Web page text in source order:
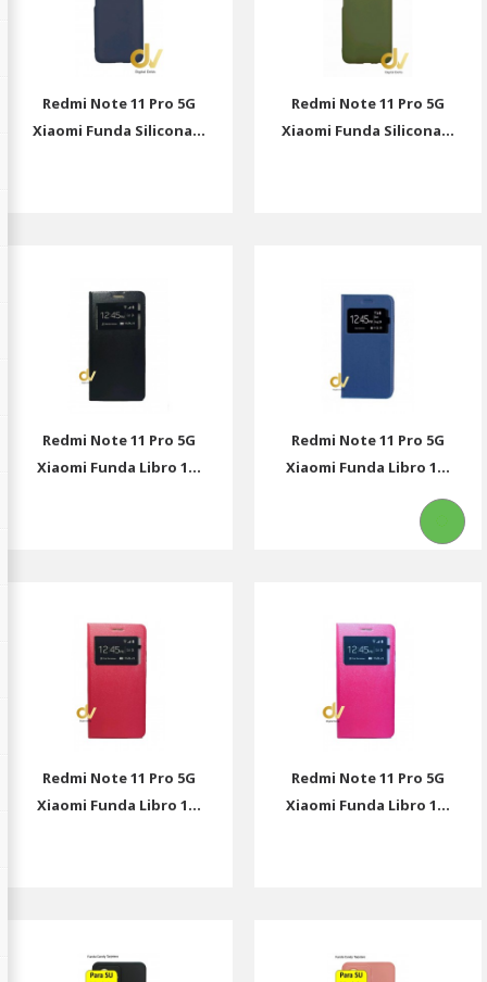
Redmi Note 11 Pro 5G
Xiaomi Funda Silicona...
Redmi Note 11 Pro 5G
Xiaomi Funda Silicona...
Redmi Note 11 Pro 5G
Xiaomi Funda Libro 1...
Redmi Note 11 Pro 5G
Xiaomi Funda Libro 1...
Redmi Note 11 Pro 5G
Xiaomi Funda Libro 1...
Redmi Note 11 Pro 5G
Xiaomi Funda Libro 1...